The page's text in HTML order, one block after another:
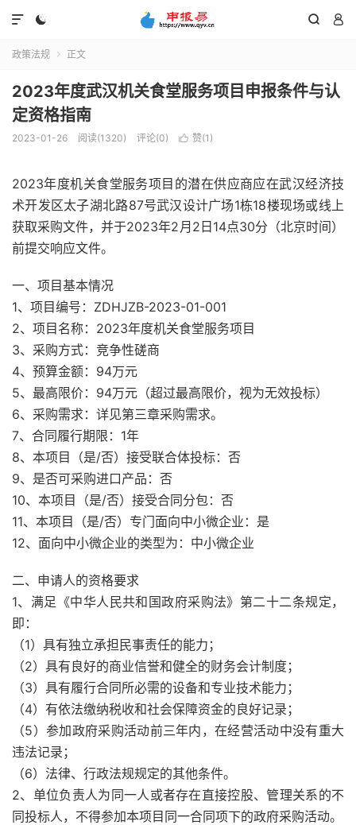
  

政策法规  正文
2023年度武汉机关食堂服务项目申报条件与认
定资格指南
2023-01-26 阅读(1320) 评论(0)  赞(1 )
2023年度机关食堂服务项目的潜在供应商应在武汉经济技
术开发区太子湖北路87号武汉设计广场1栋18楼现场或线上
获取采购文件，并于2023年2月2日14点30分（北京时间）
前提交响应文件。
一、项目基本情况
1、项目编号：ZDHJZB-2023-01-001
2、项目名称：2023年度机关食堂服务项目
3、采购方式：竞争性磋商
4、预算金额：94万元
5、最高限价：94万元（超过最高限价，视为无效投标）
6、采购需求：详见第三章采购需求。
7、合同履行期限：1年
8、本项目（是/否）接受联合体投标：否
9、是否可采购进口产品：否
10、本项目（是/否）接受合同分包：否
11、本项目（是/否）专门面向中小微企业：是
12、面向中小微企业的类型为：中小微企业
二、申请人的资格要求
1、满足《中华人民共和国政府采购法》第二十二条规定，
即：
（1）具有独立承担民事责任的能力；
（2）具有良好的商业信誉和健全的财务会计制度；
（3）具有履行合同所必需的设备和专业技术能力；
（4）有依法缴纳税收和社会保障资金的良好记录；
（5）参加政府采购活动前三年内，在经营活动中没有重大
违法记录；
（6）法律、行政法规规定的其他条件。
2、单位负责人为同一人或者存在直接控股、管理关系的不
同投标人，不得参加本项目同一合同项下的政府采购活动。